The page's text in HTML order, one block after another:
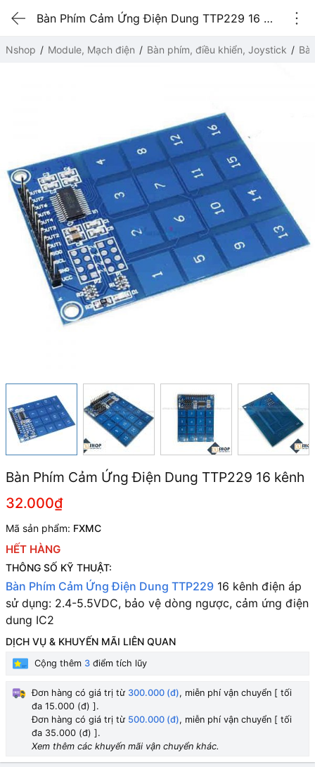
Bàn Phím Cảm Ứng Điện Dung TTP229 16 kênh
Nshop Module, Mạch điện Bàn phím, điều khiển, Joystick
Bàn Phím Cảm Ứng Điện Dung TTP229 16 kênh
32.000₫
Mã sản phẩm: FXMC
HẾT HÀNG
THÔNG SỐ KỸ THUẬT:
Bàn Phím Cảm Ứng Điện Dung TTP229 16 kênh điện áp
sử dụng: 2.4-5.5VDC, bảo vệ dòng ngược, cảm ứng điện
dung IC2
DỊCH VỤ & KHUYẾN MÃI LIÊN QUAN
Cộng thêm 3 điểm tích lũy
Đơn hàng có giá trị từ 300.000 (đ), miễn phí vận chuyển [ tối
đa 15.000 (đ) ].
Đơn hàng có giá trị từ 500.000 (đ), miễn phí vận chuyển [ tối
đa 35.000 (đ) ].
Xem thêm các khuyến mãi vận chuyển khác.